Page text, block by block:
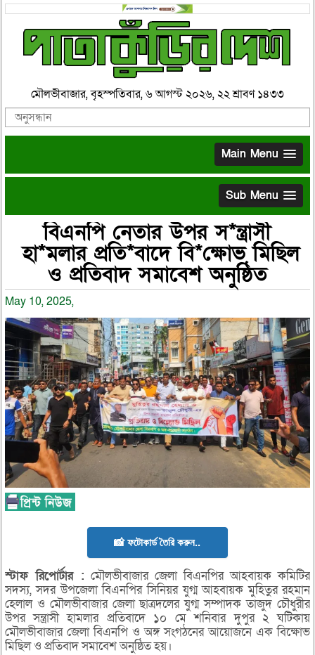
মৌলভীবাজার, বৃহস্পতিবার, ৬ আগস্ট ২০২৬, ২২ শ্রাবণ ১৪৩৩
Main Menu
Sub Menu
বিএনপি নেতার উপর স*ন্ত্রাসী
হা*মলার প্রতি*বাদে বি*ক্ষোভ মিছিল
ও প্রতিবাদ সমাবেশ অনুষ্ঠিত
May 10, 2025,
📸 ফটোকার্ড তৈরি করুন..
স্টাফরিপোর্টার : মৌলভীবাজার জেলা বিএনপির আহবায়ক কমিটির
সদস্য, সদর উপজেলা বিএনপির সিনিয়র যুগ্ম আহবায়ক মুহিতুর রহমান
হেলাল ও মৌলভীবাজার জেলা ছাত্রদলের যুগ্ম সম্পাদক তাজুদ চৌধুরীর
উপর সন্ত্রাসী হামলার প্রতিবাদে ১০ মে শনিবার দুপুর ২ ঘটিকায়
মৌলভীবাজার জেলা বিএনপি ও অঙ্গ সংগঠনের আয়োজনে এক বিক্ষোভ
মিছিল ও প্রতিবাদ সমাবেশ অনুষ্ঠিত হয়।